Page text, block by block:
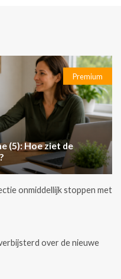
Premium
(5): Hoe ziet de
onmiddellijk stoppen met
over de nieuwe